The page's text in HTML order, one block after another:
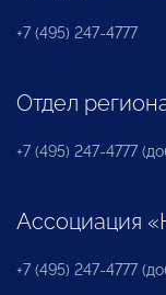
+7 (495) 247-4777
Отдел
+7 (495) 247-4777
Ассоциация
+7 (495) 247-4777